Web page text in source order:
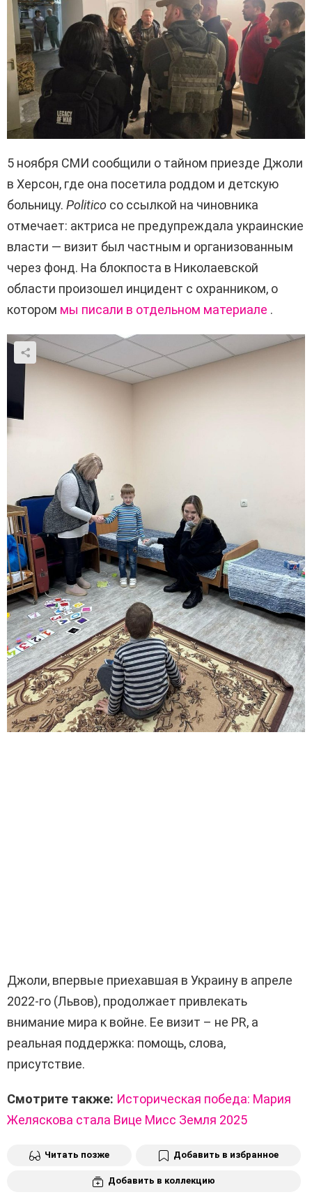
5 ноября СМИ сообщили о тайном приезде Джоли
в Херсон, где она посетила роддом и детскую
больницу. Politico со ссылкой на чиновника
отмечает: актриса не предупреждала украинские
власти — визит был частным и организованным
через фонд. На блокпоста в Николаевской
области произошел инцидент с охранником, о
котором мы писали в отдельном материале .
Джоли, впервые приехавшая в Украину в апреле
2022-го (Львов), продолжает привлекать
внимание мира к войне. Ее визит – не PR, а
реальная поддержка: помощь, слова,
присутствие.
Смотрите также: Историческая победа: Мария
Желяскова стала Вице Мисс Земля 2025
Читать позже Добавить в избранное
Добавить в коллекцию